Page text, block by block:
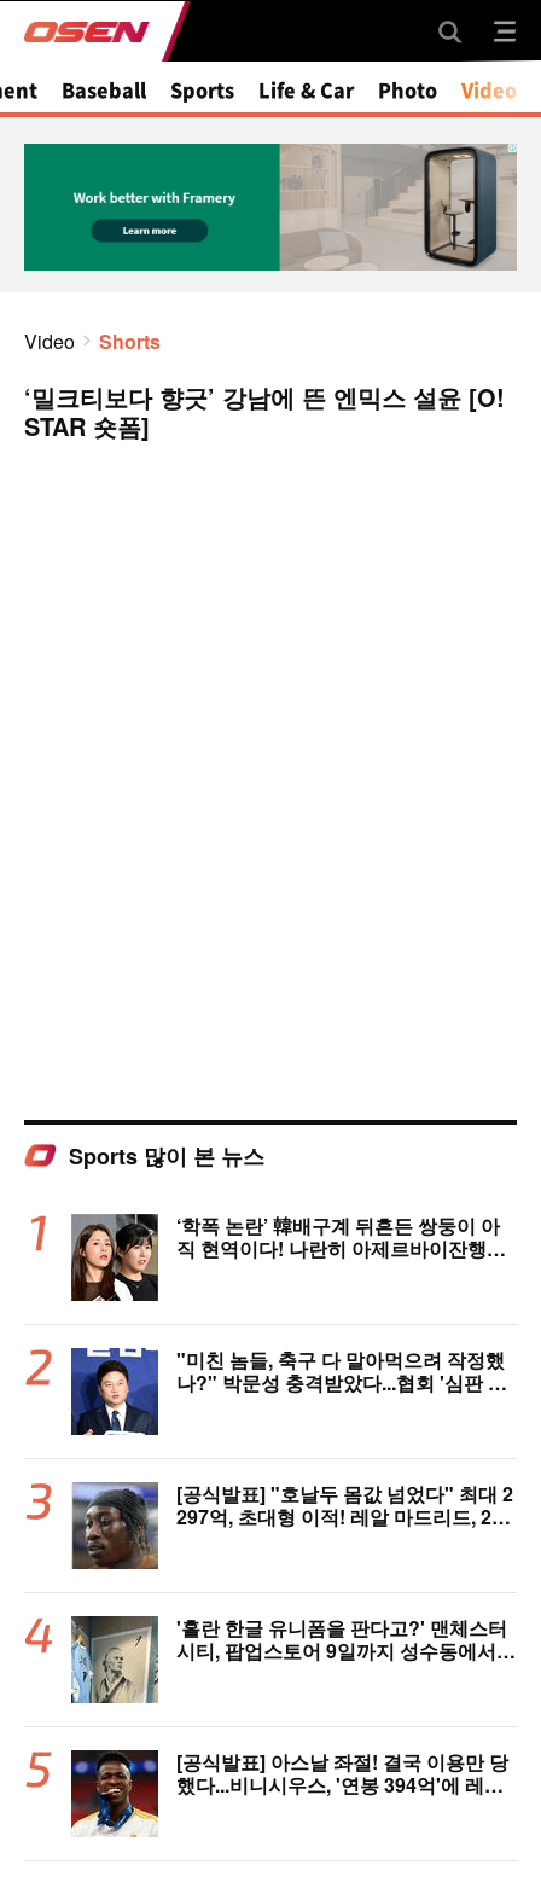
Baseball Sports Life & Car Photo Video
Video Shorts
‘밀크티보다 향긋’ 강남에 뜬 엔믹스 설윤 [O!
STAR 숏폼]
Sports 많이 본 뉴스
‘학폭 논란’ 韓배구계 뒤흔든 쌍둥이 아
직 현역이다! 나란히 아제르바이잔행→5
"미친 놈들, 축구 다 말아먹으려 작정했
나?" 박문성 충격받았다...협회 '심판 성
[공식발표] "호날두 몸값 넘었다" 최대 2
297억, 초대형 이적! 레알 마드리드, 21
'홀란 한글 유니폼을 판다고?' 맨체스터
시티, 팝업스토어 9일까지 성수동에서
[공식발표] 아스날 좌절! 결국 이용만 당
했다...비니시우스, '연봉 394억'에 레알